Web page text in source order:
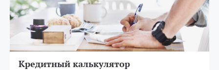
Кредитный калькулятор